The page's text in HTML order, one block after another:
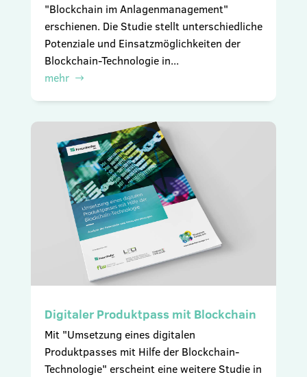
"Blockchain im Anlagenmanagement"
erschienen. Die Studie stellt unterschiedliche
Potenziale und Einsatzmöglichkeiten der
Blockchain-Technologie in...
mehr
Digitaler Produktpass mit Blockchain
Mit "Umsetzung eines digitalen
Produktpasses mit Hilfe der Blockchain-
Technologie" erscheint eine weitere Studie in